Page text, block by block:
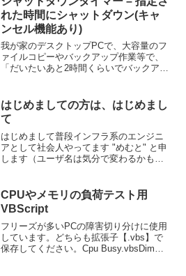
れた時間にシャットダウン(キャ
ンセル機能あり)
我が家のデスクトップPCで、大容量のフ
ァイルコピーやバックアップ作業等で、
「だいたいあと2時間くらいでバックアッ
もったいないなー」と思います。しか
し、タスクスケジューラ...
はじめましての方は、はじめまし
て
はじめまして普段インフラ系のエンジニ
アとして社会人やってます "めむと" と申
します（ユーザ名は気分で変わるかも）
が、あくまでも自分専用なので･･･サービ
スを他者に使って...
CPUやメモリの負荷テスト用
VBScript
フリーズが多いPCの障害切り分けに使用
しています。どちらも拡張子【.vbs】で
保存してください。Cpu Busy.vbsDim